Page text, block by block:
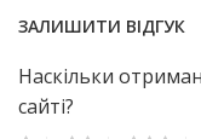
ЗАЛИШИТИ ВІДГУК
Наскільки
сайті?